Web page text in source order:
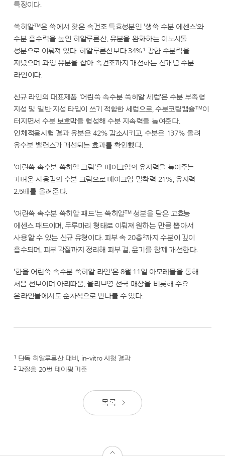
특징이다.
쑥히알TM은 쑥에서 찾은 속건조 특효성분인 '생쑥 수분 에센스'와
수분 흡수력을 높인 히알루론산, 유분을 완화하는 이노시톨
성분으로 이뤄져 있다. 히알루론산보다 34%1 강한 수분력을
지녔으며 과잉 유분을 잡아 속건조까지 개선하는 신개념 수분
라인이다.
신규 라인의 대표제품 '어린쑥 속수분 쑥히알 세럼'은 수분 부족형
지성 및 일반 지성 타입이 쓰기 적합한 세럼으로, 수분코팅캡슐TM이
터지면서 수분 보호막을 형성해 수분 지속력을 높여준다.
인체적용시험 결과 유분은 42% 감소시키고, 수분은 137% 올려
유수분 밸런스가 개선되는 효과를 확인했다.
'어린쑥 속수분 쑥히알 크림'은 메이크업의 유지력을 높여주는
가벼운 사용감의 수분 크림으로 메이크업 밀착력 21%, 유지력
2.5배를 올려준다.
'어린쑥 속수분 쑥히알 패드'는 쑥히알TM성분을 담은 고효능
에센스 패드이며, 두루마리 형태로 이뤄져 원하는 만큼 뽑아서
사용할 수 있는 신규 유형이다. 피부 속 20층2까지 수분이 깊이
흡수되며, 피부 각질까지 정리해 피부 결, 윤기를 함께 개선한다.
'한율 어린쑥 속수분 쑥히알 라인'은 8월 11일 아모레몰을 통해
처음 선보이며 아리따움, 올리브영 전국 매장을 비롯해 주요
온라인몰에서도 순차적으로 만나볼 수 있다.
1 단독 히알루론산 대비, in-vitro 시험 결과
2 각질층 20번 테이핑 기준
목록